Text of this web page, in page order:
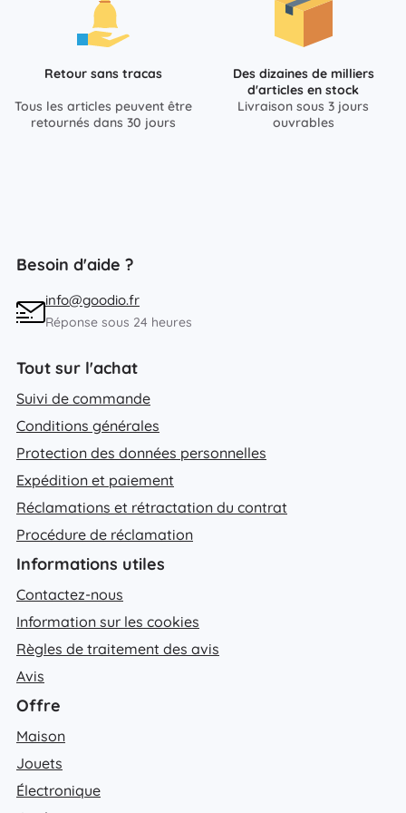
Retour sans tracas
Tous les articles peuvent être
retournés dans 30 jours
Des dizaines de milliers
d'articles en stock
Livraison sous 3 jours
ouvrables
Besoin d'aide ?
info@goodio.fr
Réponse sous 24 heures
Tout sur l'achat
Suivi de commande
Conditions générales
Protection des données personnelles
Expédition et paiement
Réclamations et rétractation du contrat
Procédure de réclamation
Informations utiles
Contactez-nous
Information sur les cookies
Règles de traitement des avis
Avis
Offre
Maison
Jouets
Électronique